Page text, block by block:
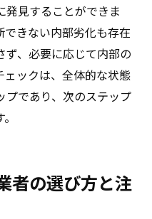
発見することができま
きない内部劣化も存在
ず、必要に応じて内部の
ックは、全体的な状態
プであり、次のステップ
者の選び方と注